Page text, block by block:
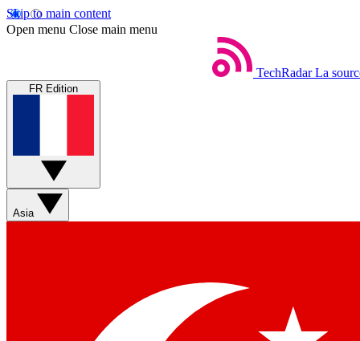
Skip to main content
Open menu Close main menu
TechRadar La
FR Edition
Asia